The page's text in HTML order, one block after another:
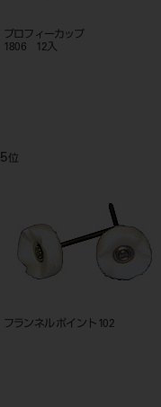
プロフィーカップ
1806 12入
5位
フランネル ポイント 102